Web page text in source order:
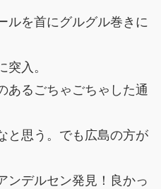
ルを首にグルグル巻きに
突入。
あるごちゃごちゃした通
と思う。でも広島の方が
ンデルセン発見！良かっ